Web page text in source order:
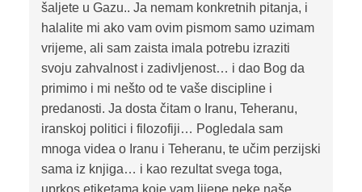
šaljete u Gazu.. Ja nemam konkretnih pitanja, i
halalite mi ako vam ovim pismom samo uzimam
vrijeme, ali sam zaista imala potrebu izraziti
svoju zahvalnost i zadivljenost… i dao Bog da
primimo i mi nešto od te vaše discipline i
predanosti. Ja dosta čitam o Iranu, Teheranu,
iranskoj politici i filozofiji… Pogledala sam
mnoga videa o Iranu i Teheranu, te učim perzijski
sama iz knjiga… i kao rezultat svega toga,